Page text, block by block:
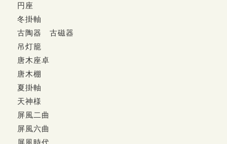
円座
冬掛軸
古陶器 古磁器
吊灯籠
唐木座卓
唐木棚
夏掛軸
天神様
屏風二曲
屏風六曲
屏風時代